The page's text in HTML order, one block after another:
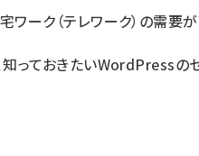
ーク（テレワーク）の需要が
っておきたいWordPressの